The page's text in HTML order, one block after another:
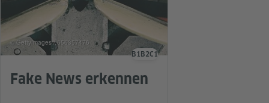
Fake News erkennen
© GettyImages / 656357476
Sprachniveau
B1 B2C1